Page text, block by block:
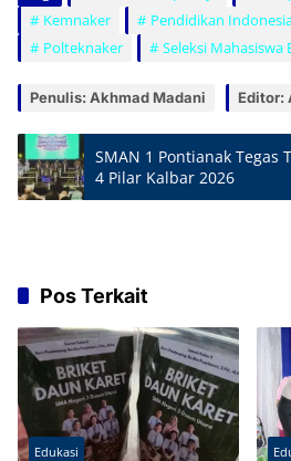
Kemnaker
Pendidikan
Polteknaker
Seleksi Mahasiswa
Penulis: Akhmad Madani Editor:
SMAN 1 Pontianak Tegas
4 Pilar Kalbar 2026
Pos Terkait
Edukasi